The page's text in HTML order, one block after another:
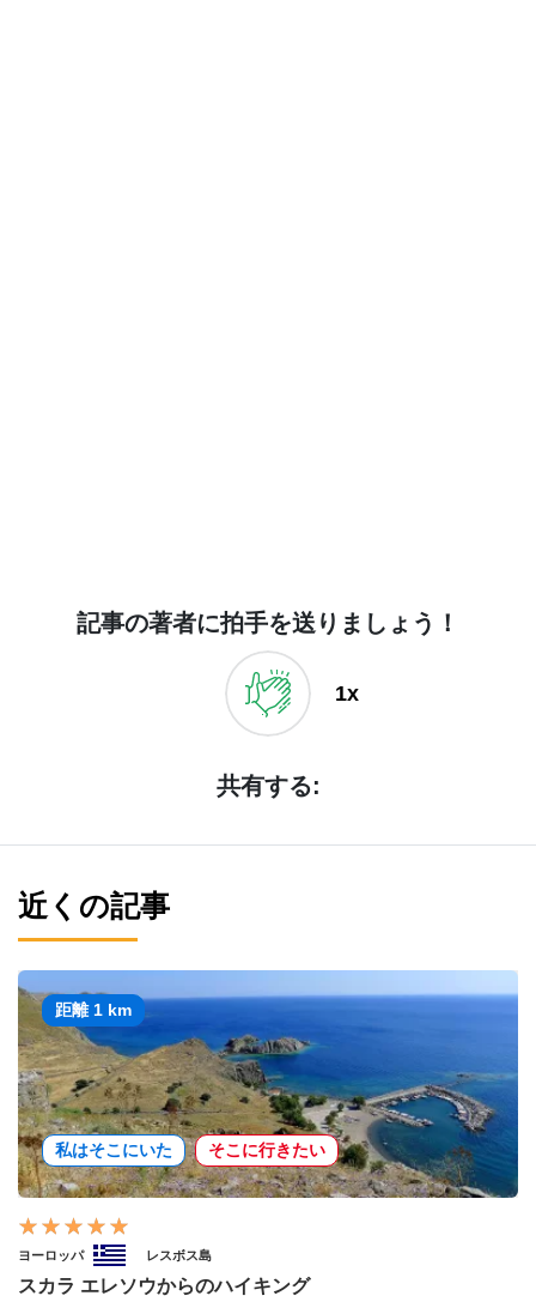
記事の著者に拍手を送りましょう！
1x
共有する:
近くの記事
距離 1 km
私はそこにいた そこに行きたい
ヨーロッパ レスボス島
スカラ エレソウからのハイキング